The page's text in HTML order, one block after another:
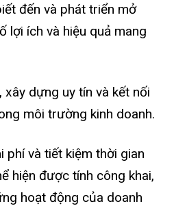
đến và phát triển mở
lợi ích và hiệu quả mang
dựng uy tín và kết nối
môi trường kinh doanh.
phí và tiết kiệm thời gian
hiện được tính công khai,
hoạt động của doanh